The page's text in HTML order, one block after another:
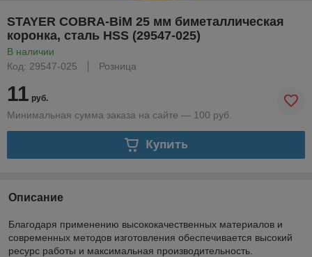
STAYER COBRA-BiM 25 мм биметаллическая
коронка, сталь HSS (29547-025)
В наличии
Код: 29547-025
Розница
11 руб.
Минимальная сумма заказа на сайте — 100 руб.
Купить
Описание
Благодаря применению высококачественных материалов и
современных методов изготовления обеспечивается высокий
ресурс работы и максимальная производительность.